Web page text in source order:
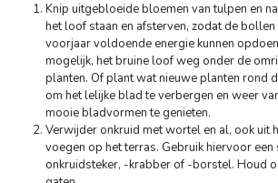
Knip uitgebloeide bloemen van tulpen en
het loof staan en afsterven, zodat de
voorjaar voldoende energie kunnen
mogelijk, het bruine loof weg onder de
planten. Of plant wat nieuwe planten rond
om het lelijke blad te verbergen en weer
mooie bladvormen te genieten.
Verwijder onkruid met wortel en al, ook uit
voegen op het terras. Gebruik hiervoor een
onkruidsteker, -krabber of -borstel. Houd